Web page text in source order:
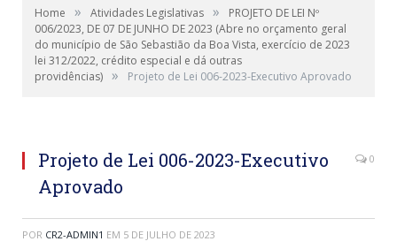
Home » Atividades Legislativas »
PROJETO DE LEI Nº
006/2023, DE 07 DE JUNHO DE 2023 (Abre no orçamento geral
do município de São Sebastião da Boa Vista, exercício de 2023
lei 312/2022, crédito especial e dá outras
providências) » Projeto de Lei 006-2023-Executivo Aprovado
Projeto de Lei 006-2023-Executivo
Aprovado
0
POR CR2-ADMIN1 EM 5 DE JULHO DE 2023